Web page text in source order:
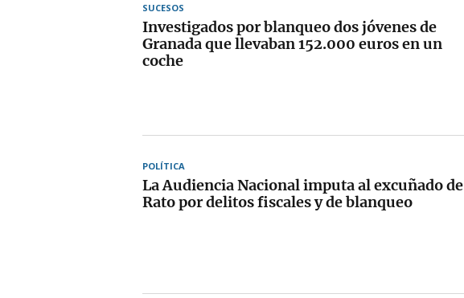
SUCESOS
Investigados por blanqueo dos jóvenes de
Granada que llevaban 152.000 euros en un
coche
POLÍTICA
La Audiencia Nacional imputa al excuñado de
Rato por delitos fiscales y de blanqueo